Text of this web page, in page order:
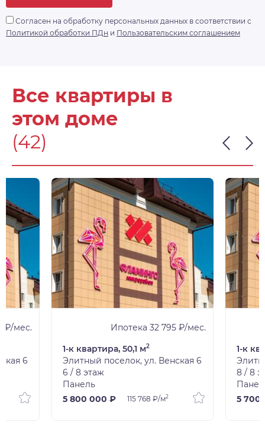
Согласен на обработку персональных данных в соответствии с
Политикой обработки ПДн и Пользовательским соглашением
Все квартиры в
этом доме
(42)
₽/мес.
6
Ипотека 32 795 ₽/мес.
1-к квартира, 50,1 м2
Элитный поселок, ул. Венская 6
6 / 8 этаж
Панель
5 800 000 ₽
115 768 ₽/м2
1-к
8 / 8
5 700